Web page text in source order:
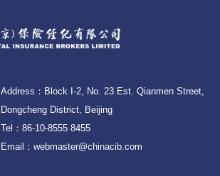
Address：Block I-2, No. 23 Est. Qianmen Street,
Dongcheng District, Beijing
Tel：86-10-8555 8455
Email：webmaster@chinacib.com